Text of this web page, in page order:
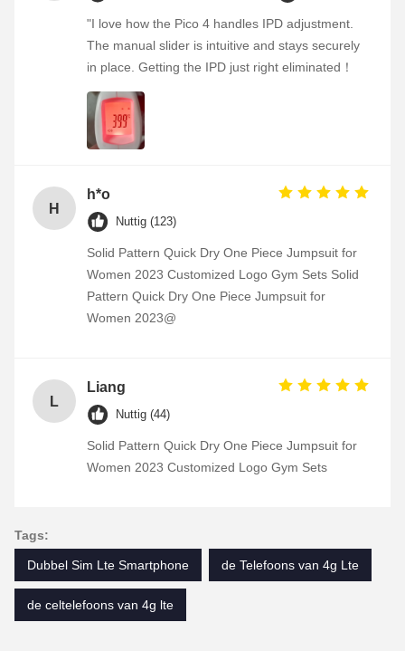
"I love how the Pico 4 handles IPD adjustment.
The manual slider is intuitive and stays securely
in place. Getting the IPD just right eliminated！
H
h*o
Nuttig (123)
Solid Pattern Quick Dry One Piece Jumpsuit for
Women 2023 Customized Logo Gym Sets Solid
Pattern Quick Dry One Piece Jumpsuit for
Women 2023@
L
Liang
Nuttig (44)
Solid Pattern Quick Dry One Piece Jumpsuit for
Women 2023 Customized Logo Gym Sets
Tags:
Dubbel Sim Lte Smartphone de Telefoons van 4g Lte
de celtelefoons van 4g lte